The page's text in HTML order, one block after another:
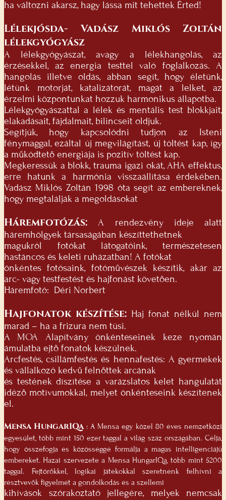
ha változni akarsz, hagy lássa mit tehettek Érted!
Lélekjósda- Vadász Miklós Zoltán
lélekgyógyász
A lélekgyógyászat, avagy a lélekhangolás, az
érzésekkel, az energia testtel való foglalkozás. A
hangolás illetve oldás, abban segít, hogy életünk,
létünk motorját, katalizátorát, magát a lelket, az
érzelmi központunkat hozzuk harmonikus állapotba.
Lélekgyógyászattal a lélek és mentális test blokkjait,
elakadásait, fájdalmait, bilincseit oldjuk.
Segítjük, hogy kapcsolódni tudjon az Isteni
fénymaggal, ezáltal új megvilágítást, új töltést kap, így
a működtető energiája is pozitív töltést kap.
Megkeressük a blokk, trauma igazi okát, AHA effektus,
erre hatunk a harmónia visszaállítása érdekében.
Vadász Miklós Zoltán 1998 óta segít az embereknek,
hogy megtalálják a megoldásokat
Háremfotózás:A rendezvény ideje alatt
háremhölgyek társaságában készíttethetnek
magukról fotókat látogatóink, természetesen
hastáncos és keleti ruházatban! A fotókat
önkéntes fotósaink, fotóművészek készítik, akár az
arc- vagy testfestést és hajfonást követően.
Háremfotó: Déri Norbert
Hajfonatok készítése: Haj fonat nélkül nem
marad – ha a frizura nem tüsi.
A MOA Alapítvány önkénteseinek keze nyomán
ámulatba ejtő fonatok készülnek.
Arcfestés, csillámfestés és hennafestés: A gyermekek
és vállalkozó kedvű felnőttek arcának
és testének díszítése a varázslatos kelet hangulatát
idéző motívumokkal, melyet önkénteseink készítenek
el.
Mensa HungarIQa : A Mensa egy közel 80 éves nemzetközi
egyesület, több mint 150 ezer taggal a világ száz országában. Célja,
hogy összefogja és közösséggé formálja a magas intelligenciájú
embereket. Hazai szervezete a Mensa HungarIQa, több mint 5200
taggal. Fejtörőkkel, logikai játékokkal szeretnénk felhívni a
résztvevők figyelmét a gondolkodás és a szellemi
kihívások szórakoztató jellegére, melyek nemcsak